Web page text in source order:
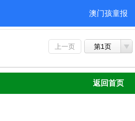
澳门孩童报
上一页 第1页
返回首页